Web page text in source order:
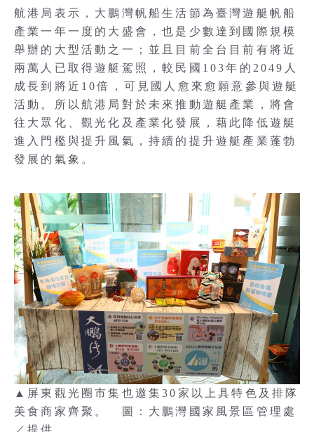
航港局表示，大鵬灣帆船生活節為臺灣遊艇帆船
產業一年一度的大盛會，也是少數達到國際規模
舉辦的大型活動之一；並且目前全台目前有將近
兩萬人已取得遊艇駕照，較民國103年的2049人
成長到將近10倍，可見國人愈來愈願意參與遊艇
活動。所以航港局對於未來推動遊艇產業，將會
往大眾化、觀光化及產業化發展，藉此降低遊艇
進入門檻與提升風氣，持續的提升遊艇產業蓬勃
發展的氣象。
▲屏東觀光圈市集也邀集30家以上具特色及排隊
美食商家齊聚。 圖：大鵬灣國家風景區管理處
／提供